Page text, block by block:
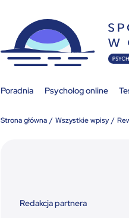
Poradnia Psycholog online
Strona główna Wszystkie wpisy
Redakcja partnera